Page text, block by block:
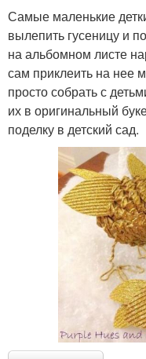
Самые маленькие
вылепить гусеницу и
на альбомном листе
сам приклеить на нее
просто собрать с
их в оригинальный
поделку в детский сад.